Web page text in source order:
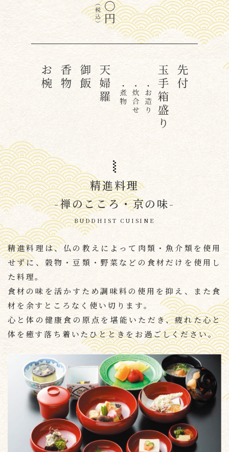
精進料理
-禅のこころ・京の味-
BUDDHIST CUISINE
精進料理は、仏の教えによって肉類・魚介類を使用
せずに、 穀物・豆類・野菜などの食材だけを使用し
た料理。
食材の味を活かすため調味料の使用を抑え、 また食
材を余すところなく使い切ります。
心と体の健康食の原点を堪能いただき、疲れた心と
体を癒す落ち着いたひとときをお過ごしください。